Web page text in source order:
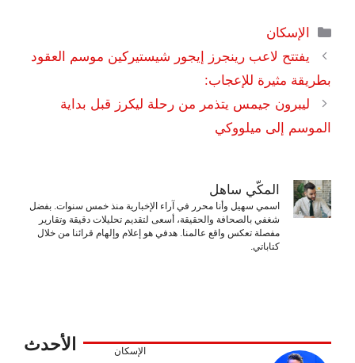
التصنيفات
الإسكان
يفتتح لاعب رينجرز إيجور شيستيركين موسم العقود
بطريقة مثيرة للإعجاب:
ليبرون جيمس يتذمر من رحلة ليكرز قبل بداية
الموسم إلى ميلووكي
المكّي ساهل
اسمي سهيل وأنا محرر في آراء الإخبارية منذ خمس سنوات. بفضل
شغفي بالصحافة والحقيقة، أسعى لتقديم تحليلات دقيقة وتقارير
مفصلة تعكس واقع عالمنا. هدفي هو إعلام وإلهام قرائنا من خلال
كتاباتي.
الأحدث الإسكان